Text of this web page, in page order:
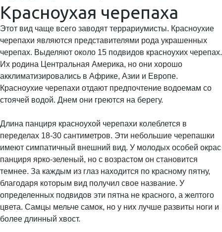
Красноухая черепаха
Этот вид чаще всего заводят террариумисты. Красноухие
черепахи являются представителями рода украшенных
черепах. Выделяют около 15 подвидов красноухих черепах.
Их родина Центральная Америка, но они хорошо
акклиматизировались в Африке, Азии и Европе.
Красноухие черепахи отдают предпочтение водоемам со
стоячей водой. Днем они греются на берегу.
Длина панциря красноухой черепахи колеблется в
переделах 18-30 сантиметров. Эти небольшие черепашки
имеют симпатичный внешний вид. У молодых особей окрас
панциря ярко-зеленый, но с возрастом он становится
темнее. За каждым из глаз находится по красному пятну,
благодаря которым вид получил свое название. У
определенных подвидов эти пятна не красного, а желтого
цвета. Самцы мельче самок, но у них лучше развиты ноги и
более длинный хвост.